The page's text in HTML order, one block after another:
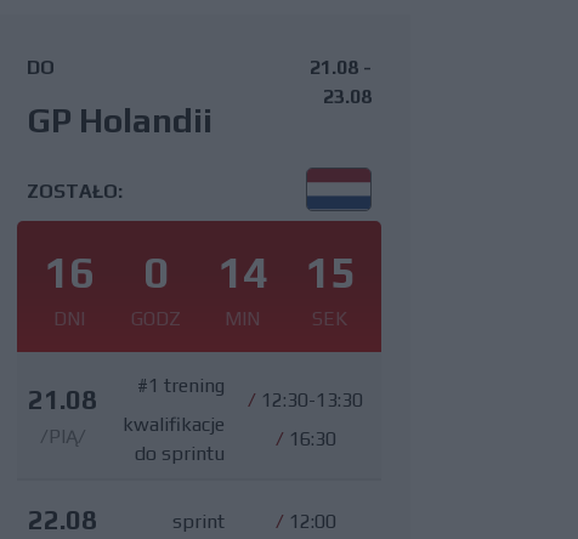
DO
GP Holandii
21.08 -
23.08
ZOSTAŁO:
16
DNI
0
GODZ
14
MIN
14
SEK
21.08
/PIĄ/
#1 trening
kwalifikacje
do sprintu
/ 12:30-13:30
/ 16:30
22.08
sprint
/ 12:00